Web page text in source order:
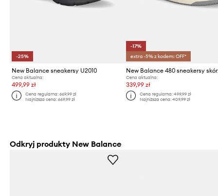
-25%
New Balance sneakersy U2010
Cena aktualna:
499,99 zł
Cena regularna:669,99 zł
Najniższa cena:669,99 zł
-17%
extra -5% z kodem: OFF*
New Balance 480 sneakersy
Cena aktualna:
339,99 zł
Cena regularna: 499,99 zł
Najniższa cena: 409,99 zł
Odkryj produkty New Balance